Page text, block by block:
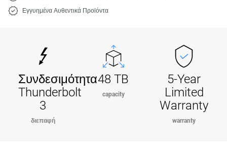
Εγγυημένα Αυθεντικά Προϊόντα
Συνδεσιμότητα
Thunderbolt
3
διεπαφή
48 TB
capacity
5-Year
Limited
Warranty
warranty